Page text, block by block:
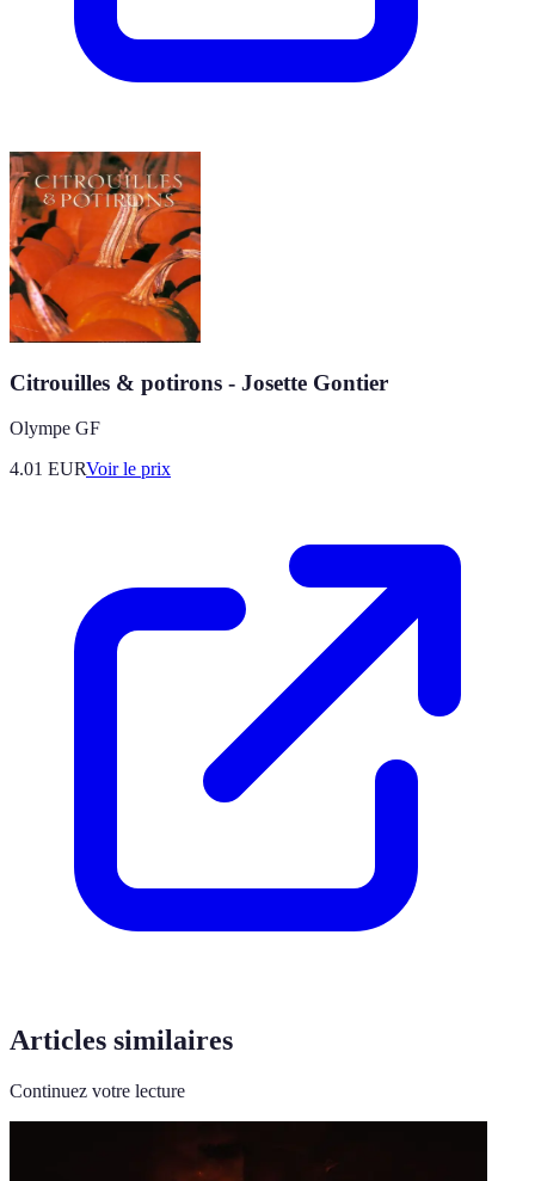
Citrouilles & potirons - Josette Gontier
Olympe GF
4.01 EURVoir le prix
Articles similaires
Continuez votre lecture